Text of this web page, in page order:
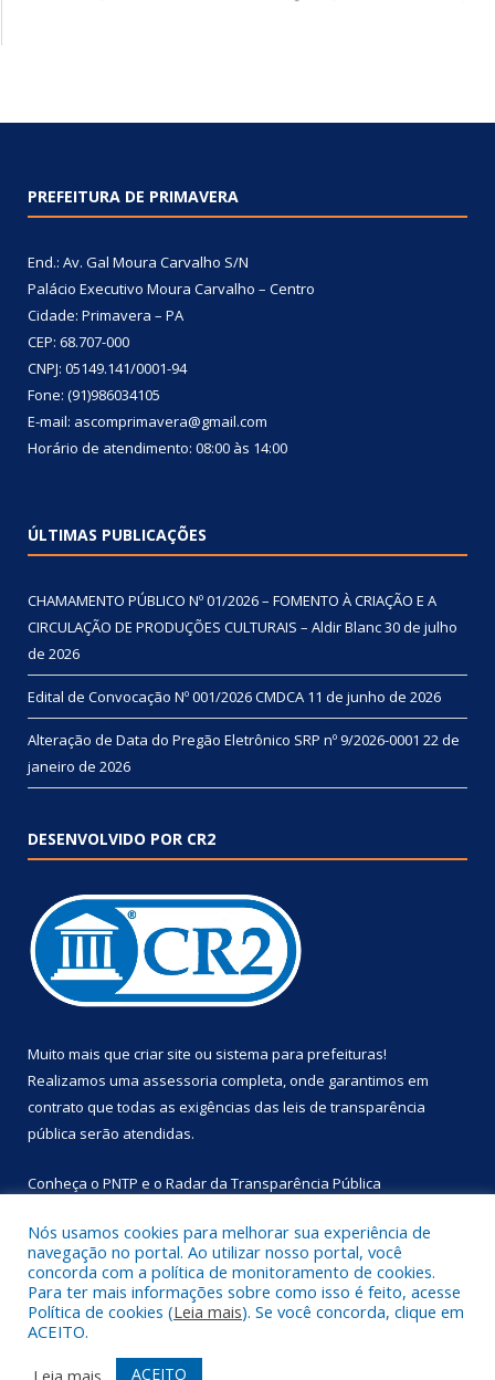
PREFEITURA DE PRIMAVERA
End.: Av. Gal Moura Carvalho S/N
Palácio Executivo Moura Carvalho – Centro
Cidade: Primavera – PA
CEP: 68.707-000
CNPJ: 05149.141/0001-94
Fone: (91)986034105
E-mail: ascomprimavera@gmail.com
Horário de atendimento: 08:00 às 14:00
ÚLTIMAS PUBLICAÇÕES
CHAMAMENTO PÚBLICO Nº 01/2026 – FOMENTO À CRIAÇÃO E A
CIRCULAÇÃO DE PRODUÇÕES CULTURAIS – Aldir Blanc30 de julho
de 2026
Edital de Convocação Nº 001/2026 CMDCA 11 de junho de 2026
Alteração de Data do Pregão Eletrônico SRP nº 9/2026-0001 22 de
janeiro de 2026
DESENVOLVIDO POR CR2
Muito mais que criar site ou sistema para prefeituras!
Realizamos uma assessoria completa, onde garantimos em
contrato que todas as exigências das leis de transparência
pública serão atendidas.
Conheça o PNTP e o Radar da Transparência Pública
Todos os direitos reservados a Prefeitura Municipal de
Primavera.
Mapa do Site Acessar Área Administrativa
Nós usamos cookies para melhorar sua experiência de
navegação no portal. Ao utilizar nosso portal, você
concorda com a política de monitoramento de cookies.
Para ter mais informações sobre como isso é feito, acesse
Política de cookies (Leia mais). Se você concorda, clique em
ACEITO.
Leia mais
ACEITO